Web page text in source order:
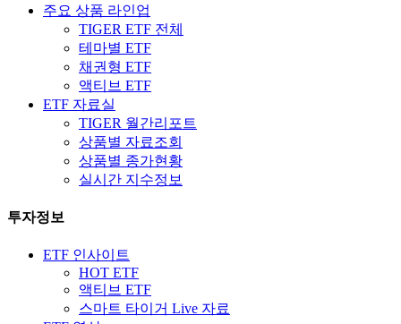
주요 상품 라인업
TIGER ETF 전체
테마별 ETF
채권형 ETF
액티브 ETF
ETF 자료실
TIGER 월간리포트
상품별 자료조회
상품별 종가현황
실시간 지수정보
투자정보
ETF 인사이트
HOT ETF
액티브 ETF
스마트 타이거 Live 자료